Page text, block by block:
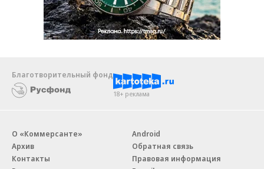
Благотворительный фонд
18+ реклама
О «Коммерсанте»
Архив
Контакты
Android
Обратная связь
Правовая информация